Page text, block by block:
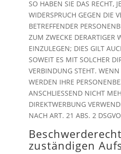
SO HABEN SIE DAS RECHT,
WIDERSPRUCH GEGEN DIE
BETREFFENDER
ZUM ZWECKE DERARTIGER
EINZULEGEN; DIES GILT
SOWEIT ES MIT SOLCHER
VERBINDUNG STEHT. WENN
WERDEN IHRE
ANSCHLIESSEND NICHT
DIREKTWERBUNG
NACH ART. 21 ABS. 2
zuständigen